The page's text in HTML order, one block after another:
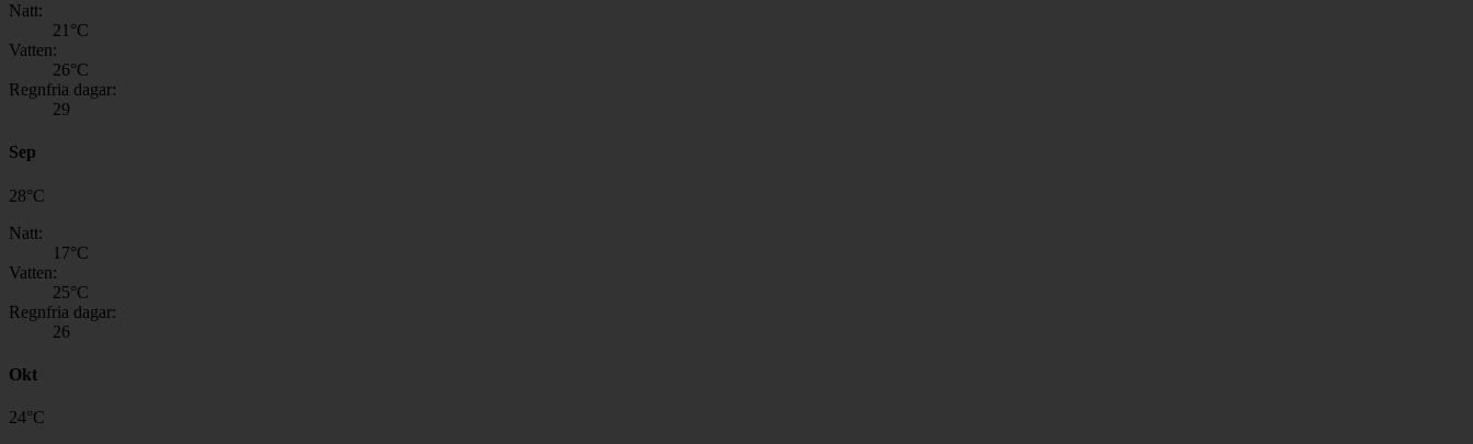
Natt:
21 °C
Vatten:
26°C
Regnfria dagar:
29
Sep
28°C
Natt:
17°C
Vatten:
25°C
Regnfria dagar:
26
Okt
24°C